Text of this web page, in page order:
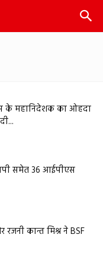
के महानिदेशक का ओहदा
समेत 36 आईपीएस
कान्त मिश्र ने BSF